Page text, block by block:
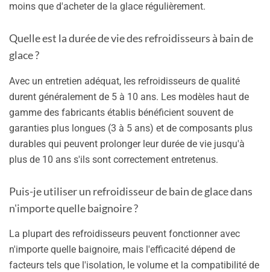
moins que d'acheter de la glace régulièrement.
Quelle est la durée de vie des refroidisseurs à bain de
glace ?
Avec un entretien adéquat, les refroidisseurs de qualité
durent généralement de 5 à 10 ans. Les modèles haut de
gamme des fabricants établis bénéficient souvent de
garanties plus longues (3 à 5 ans) et de composants plus
durables qui peuvent prolonger leur durée de vie jusqu'à
plus de 10 ans s'ils sont correctement entretenus.
Puis-je utiliser un refroidisseur de bain de glace dans
n'importe quelle baignoire ?
La plupart des refroidisseurs peuvent fonctionner avec
n'importe quelle baignoire, mais l'efficacité dépend de
facteurs tels que l'isolation, le volume et la compatibilité de